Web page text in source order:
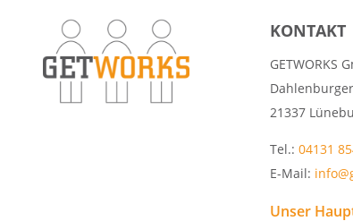
KONTAKT
GETWORKS
21337
Tel.: 04131
E-Mail:
Unser